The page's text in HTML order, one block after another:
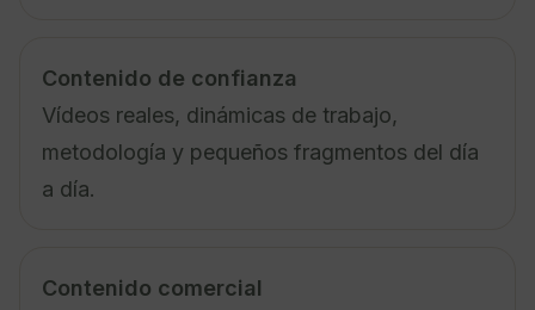
Contenido de confianza
Vídeos reales, dinámicas de trabajo,
metodología y pequeños fragmentos del día
a día.
Contenido comercial